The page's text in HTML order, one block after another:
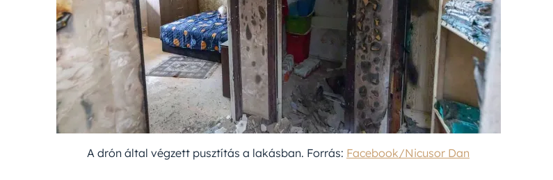
A drón által végzett pusztítás a lakásban. Forrás: Facebook/Nicusor Dan